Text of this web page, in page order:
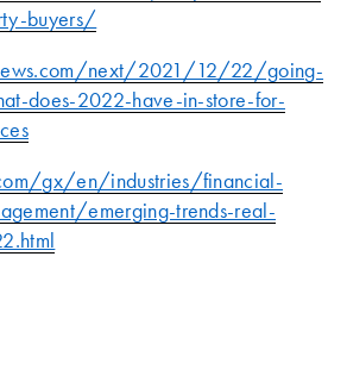
buyers/
next/2021/12/22/going-
does-2022-have-in-store-for-
gx/en/industries/financial-
emerging-trends-real-